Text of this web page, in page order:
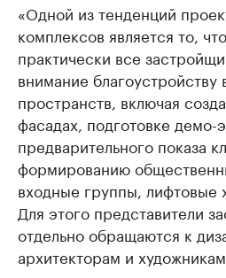
«Одной из тенденций
комплексов является то,
практически все
внимание благоустройству
пространств, включая
фасадах, подготовке демо-
предварительного показа
формированию
входные группы, лифтовые
Для этого представители
отдельно обращаются к
архитекторам и